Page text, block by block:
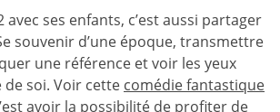
avec ses enfants, c’est aussi partager
souvenir d’une époque, transmettre
une référence et voir les yeux
de soi. Voir cette comédie fantastique
avoir la possibilité de profiter de